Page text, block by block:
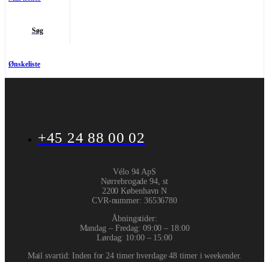
Søg
Ønskeliste
+45 24 88 00 02
Vélo 94 ApS
Nørrebrogade 94, st
2200 København N
CVR-nummer: 36536780
Åbningstider:
Mandag – Fredag: 09:00 – 18:00
Lørdag: 10:00 – 15:00
Mail svartid: Inden for 24 timer hverdage 48 timer i weekender.